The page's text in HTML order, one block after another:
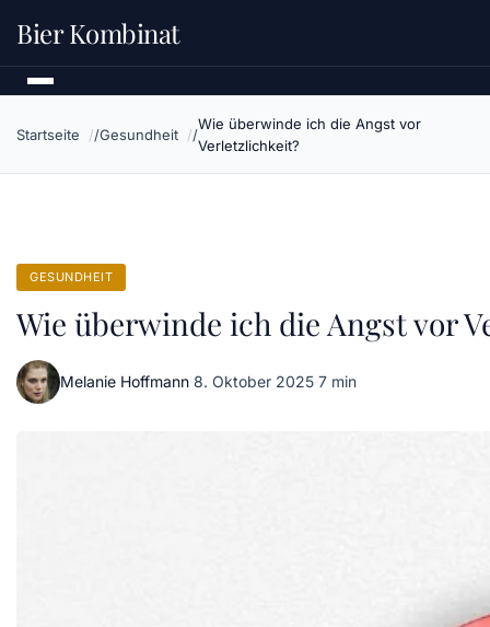
Bier Kombinat
Startseite Gesundheit
Wie überwinde ich die Angst vor
Verletzlichkeit?
GESUNDHEIT
Wie überwinde ich die Angst vor
Melanie Hoffmann·8. Oktober 2025·7 min